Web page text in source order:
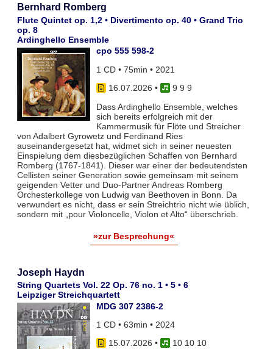
Bernhard Romberg
Flute Quintet op. 1,2 • Divertimento op. 40 • Grand Trio
op. 8
Ardinghello Ensemble
cpo 555 598-2
1 CD • 75min • 2021
16.07.2026 •
9 9 9
Dass Ardinghello Ensemble, welches
sich bereits erfolgreich mit der
Kammermusik für Flöte und Streicher
von Adalbert Gyrowetz und Ferdinand Ries
auseinandergesetzt hat, widmet sich in seiner neuesten
Einspielung dem diesbezüglichen Schaffen von Bernhard
Romberg (1767-1841). Dieser war einer der bedeutendsten
Cellisten seiner Generation sowie gemeinsam mit seinem
geigenden Vetter und Duo-Partner Andreas Romberg
Orchesterkollege von Ludwig van Beethoven in Bonn. Da
verwundert es nicht, dass er sein Streichtrio nicht wie üblich,
sondern mit „pour Violoncelle, Violon et Alto“ überschrieb.
»zur Besprechung«
Joseph Haydn
String Quartets Vol. 22 Op. 76 no. 1 • 5 • 6
Leipziger Streichquartett
MDG 307 2386-2
1 CD • 63min • 2024
15.07.2026 •
10 10 10